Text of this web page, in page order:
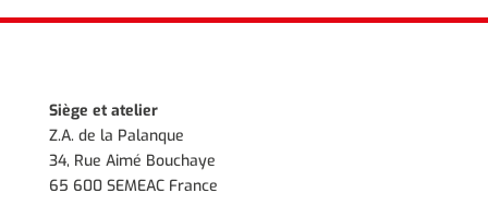
Siège et atelier
Z.A. de la Palanque
34, Rue Aimé Bouchaye
65 600 SEMEAC France